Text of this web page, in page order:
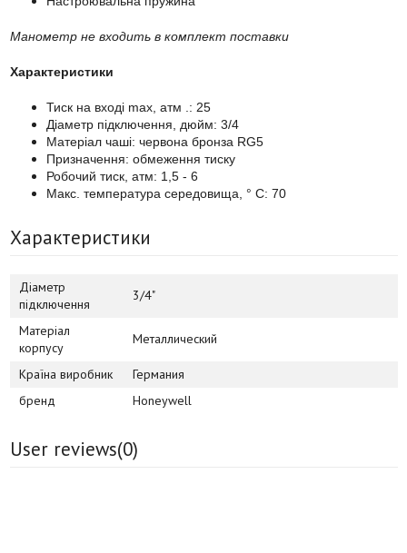
Манометр не входить в комплект поставки
Характеристики
Тиск на вході max, атм .: 25
Діаметр підключення, дюйм: 3/4
Матеріал чаші: червона бронза RG5
Призначення: обмеження тиску
Робочий тиск, атм: 1,5 - 6
Макс. температура середовища, ° C: 70
Характеристики
Діаметр
підключення
3/4"
Матеріал
корпусу
Металлический
Країна виробник
Германия
бренд
Honeywell
User reviews(0)